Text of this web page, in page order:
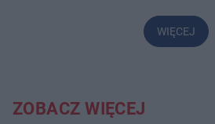
WIĘCEJ
ZOBACZ WIĘCEJ